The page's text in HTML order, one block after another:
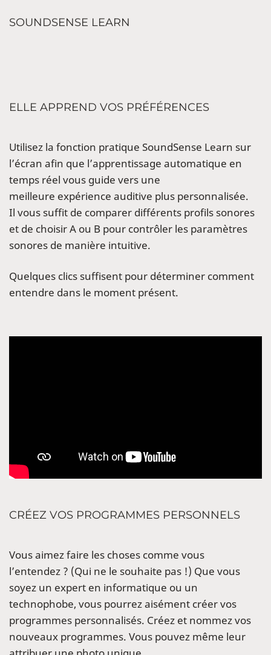
SOUNDSENSE LEARN
ELLE APPREND VOS PRÉFÉRENCES
Utilisez la fonction pratique SoundSense Learn sur
l’écran afin que l’apprentissage automatique en
temps réel vous guide vers une
meilleure expérience auditive plus personnalisée.
Il vous suffit de comparer différents profils sonores
et de choisir A ou B pour contrôler les paramètres
sonores de manière intuitive.
Quelques clics suffisent pour déterminer comment
entendre dans le moment présent.
CRÉEZ VOS PROGRAMMES PERSONNELS
Vous aimez faire les choses comme vous
l’entendez ? (Qui ne le souhaite pas !) Que vous
soyez un expert en informatique ou un
technophobe, vous pourrez aisément créer vos
programmes personnalisés. Créez et nommez vos
nouveaux programmes. Vous pouvez même leur